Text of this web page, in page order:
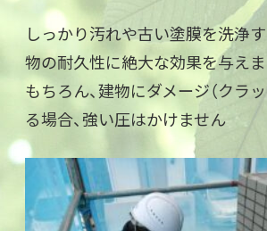
しっかり汚れや古い塗膜を洗浄
物の耐久性に絶大な効果を与え
もちろん、建物にダメージ（クラ
る場合、強い圧はかけません